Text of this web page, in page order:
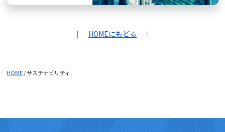
｜ HOMEにもどる ｜
HOME/サステナビリティ